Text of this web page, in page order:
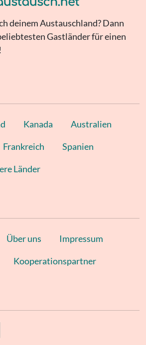
deinem Austauschland? Dann
Gastländer für einen
Kanada Australien
Frankreich Spanien
Länder
Über uns Impressum
Kooperationspartner